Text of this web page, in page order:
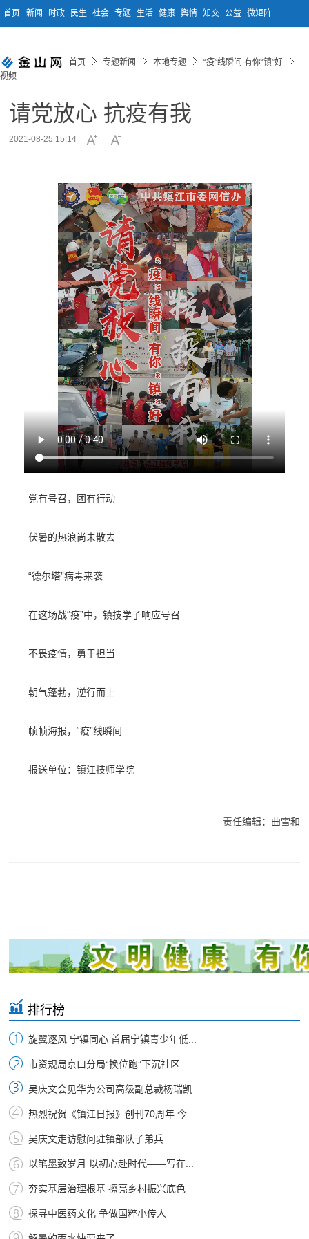
首页 新闻 时政 民生 社会 专题 生活 健康 舆情 知交 公益 微矩阵
首页 专题新闻 本地专题
“疫”线瞬间 有你“镇”好
视频
请党放心 抗疫有我
2021-08-25 15:14
党有号召，团有行动
伏暑的热浪尚未散去
“德尔塔”病毒来袭
在这场战“疫”中，镇技学子响应号召
不畏疫情，勇于担当
朝气蓬勃，逆行而上
帧帧海报，“疫”线瞬间
报送单位：镇江技师学院
责任编辑：曲雪和
排行榜
旋翼逐风 宁镇同心 首届宁镇青少年低...
市资规局京口分局“换位跑”下沉社区
吴庆文会见华为公司高级副总裁杨瑞凯
热烈祝贺《镇江日报》创刊70周年 今...
吴庆文走访慰问驻镇部队子弟兵
以笔墨致岁月 以初心赴时代——写在...
夯实基层治理根基 擦亮乡村振兴底色
探寻中医药文化 争做国粹小传人